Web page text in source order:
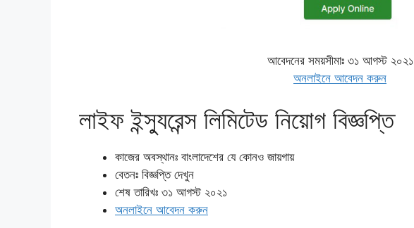
আবেদনের সময়সীমাঃ ৩১ আগস্ট ২০২১
অনলাইনে আবেদন করুন
লাইফ ইন্স্যুরেন্স লিমিটেড নিয়োগ বিজ্ঞপ্তি
কাজের অবস্থানঃ বাংলাদেশের যে কোনও জায়গায়
বেতনঃ বিজ্ঞপ্তি দেখুন
শেষ তারিখঃ ৩১ আগস্ট ২০২১
অনলাইনে আবেদন করুন